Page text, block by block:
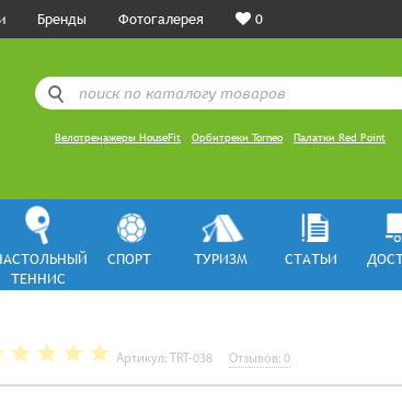
Бренды Фотогалерея 0
Велотренажеры HouseFit Орбитреки Torneo Палатки Red Point
ТЕННИС
СПОРТ ТУРИЗМ СТАТЬИ
Артикул: TRT-038 Отзывов: 0